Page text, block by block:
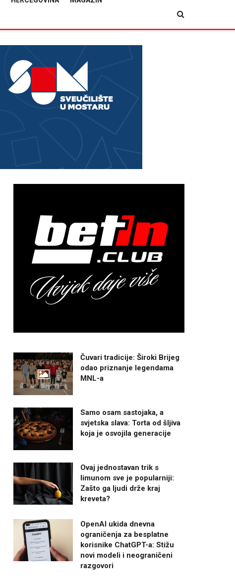
Čuvari tradicije: Široki Brijeg
odao priznanje legendama
MNL-a
Samo osam sastojaka, a
svjetska slava: Torta od šljiva
koja je osvojila generacije
Ovaj jednostavan trik s
limunom sve je popularniji:
Zašto ga ljudi drže kraj
kreveta?
OpenAI ukida dnevna
ograničenja za besplatne
korisnike ChatGPT-a: Stižu
novi modeli i neograničeni
razgovori